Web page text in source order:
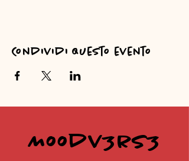
Condividi questo evento
Moodv3rs3